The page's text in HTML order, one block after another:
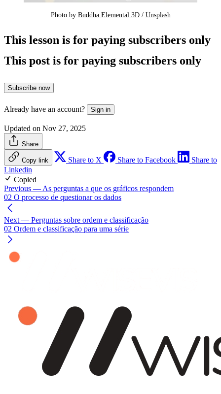
Photo by Buddha Elemental 3D / Unsplash
This lesson is for paying subscribers only
This post is for paying subscribers only
Subscribe now
Already have an account? Sign in
Updated on Nov 27, 2025
Share
Copy link Share to X Share to Facebook
Share to
Linkedin
Copied
Previous — As perguntas a que os gráficos respondem
02 O processo de questionar os dados
Next — Perguntas sobre ordem e classificação
02 Ordem e classificação para uma série